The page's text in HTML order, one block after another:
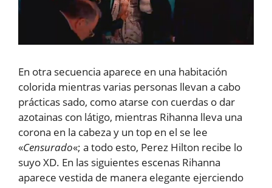
En otra secuencia aparece en una habitación
colorida mientras varias personas llevan a cabo
prácticas sado, como atarse con cuerdas o dar
azotainas con látigo, mientras Rihanna lleva una
corona en la cabeza y un top en el se lee
«Censurado«; a todo esto, Perez Hilton recibe lo
suyo XD. En las siguientes escenas Rihanna
aparece vestida de manera elegante ejerciendo